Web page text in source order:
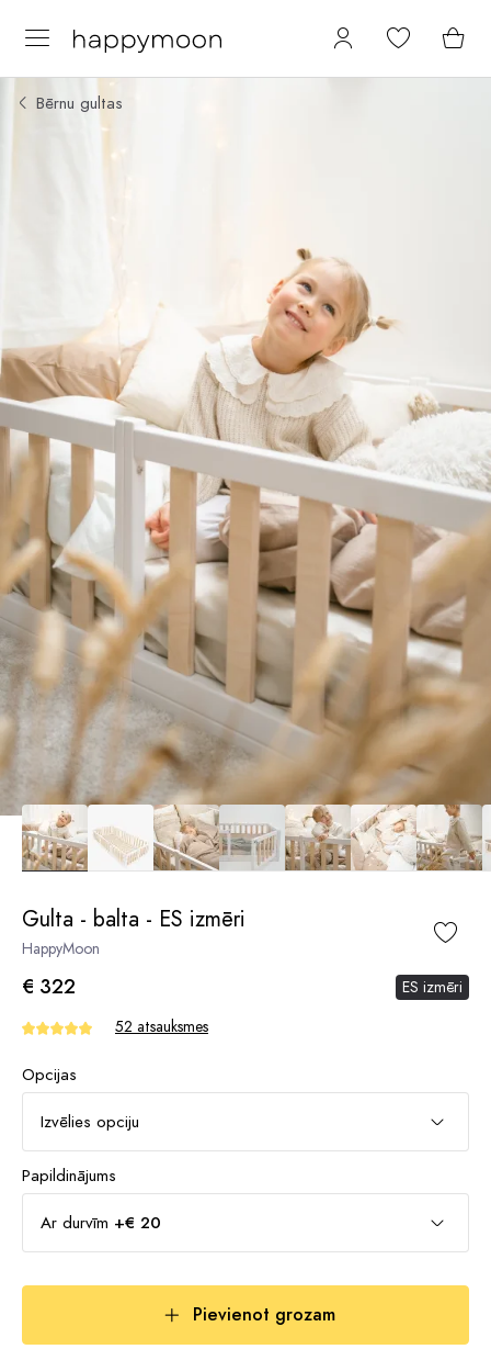
Bērnu gultas
Gulta - balta - ES izmēri
HappyMoon
€ 322
ES izmēri
52 atsauksmes
Opcijas
Izvēlies opciju
Papildinājums
Ar durvīm +€ 20
Pievienot grozam